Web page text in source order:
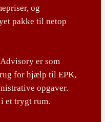
og
pakke til netop
er som
for hjælp til EPK,
opgaver.
et trygt rum.